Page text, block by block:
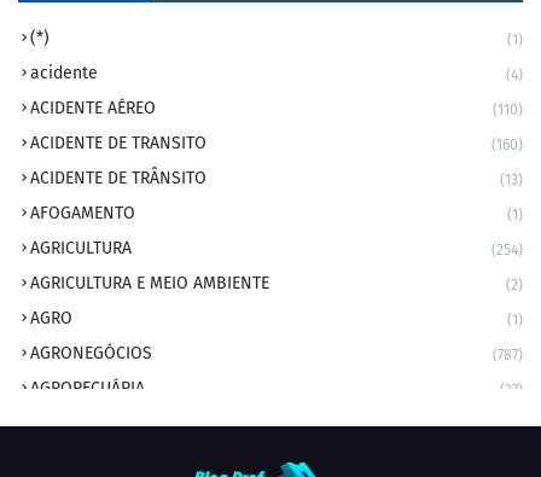
(*) (1)
acidente (4)
ACIDENTE AÉREO (110)
ACIDENTE DE TRANSITO (160)
ACIDENTE DE TRÂNSITO (13)
AFOGAMENTO (1)
AGRICULTURA (254)
AGRICULTURA E MEIO AMBIENTE (2)
AGRO (1)
AGRONEGÓCIOS (787)
AGROPECUÁRIA (37)
AMBIENTE (9)